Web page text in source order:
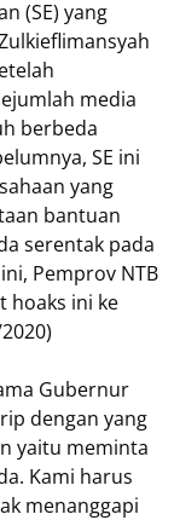
(SE) yang
media
berbeda
SE ini
yang
bantuan
serentak pada
Pemprov NTB
hoaks ini ke
Gubernur
dengan yang
yaitu meminta
Kami harus
menanggapi